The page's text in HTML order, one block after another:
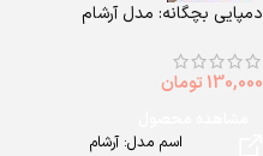
دمپایی بچگانه: مدل آرشام
130,000 تومان
اسم مدل: آرشام